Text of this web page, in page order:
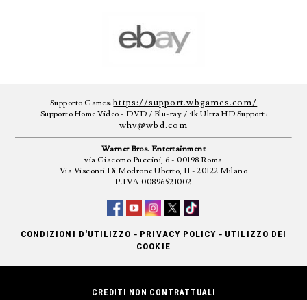
Supporto Games:https://support.wbgames.com/
Supporto Home Video - DVD / Blu-ray / 4k Ultra HD Support:
whv@wbd.com
Warner Bros. Entertainment
via Giacomo Puccini, 6 - 00198 Roma
Via Visconti Di Modrone Uberto, 11 - 20122 Milano
P.IVA 00896521002
CONDIZIONI D'UTILIZZO - PRIVACY POLICY - UTILIZZO DEI
COOKIE
CREDITI NON CONTRATTUALI